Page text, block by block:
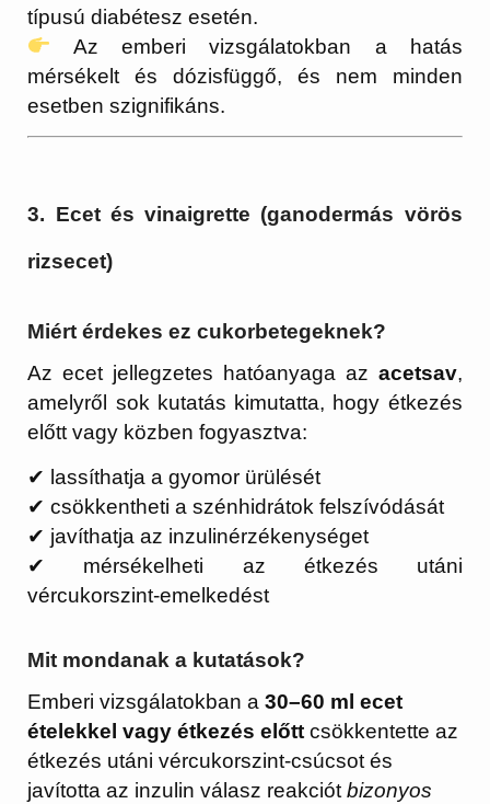
típusú diabétesz esetén.
Az emberi vizsgálatokban a hatás
mérsékelt és dózisfüggő, és nem minden
esetben szignifikáns.
3. Ecet és vinaigrette (ganodermás vörös
rizsecet)
Miért érdekes ez cukorbetegeknek?
Az ecet jellegzetes hatóanyaga az acetsav,
amelyről sok kutatás kimutatta, hogy étkezés
előtt vagy közben fogyasztva:
✔ lassíthatja a gyomor ürülését
✔ csökkentheti a szénhidrátok felszívódását
✔ javíthatja az inzulinérzékenységet
✔ mérsékelheti az étkezés utáni
vércukorszint-emelkedést
Mit mondanak a kutatások?
Emberi vizsgálatokban a30–60 ml ecet
ételekkel vagy étkezés előtt csökkentette az
étkezés utáni vércukorszint-csúcsot és
javította az inzulin válasz reakciótbizonyos